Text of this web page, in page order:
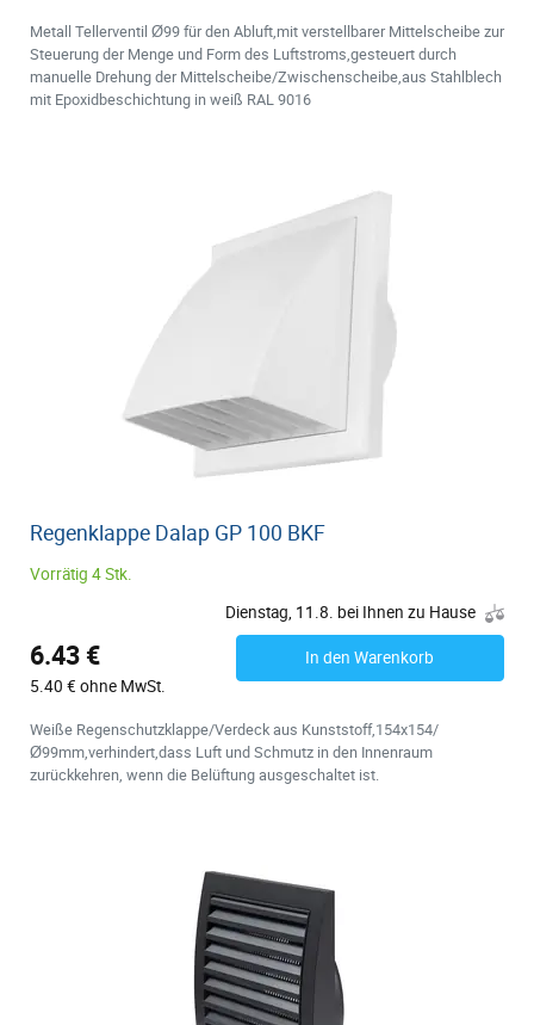
Metall Tellerventil Ø99 für den Abluft,mit verstellbarer Mittelscheibe zur
Steuerung der Menge und Form des Luftstroms,gesteuert durch
manuelle Drehung der Mittelscheibe/Zwischenscheibe,aus Stahlblech
mit Epoxidbeschichtung in weiß RAL 9016
Regenklappe Dalap GP 100 BKF
Vorrätig 4 Stk.
Dienstag, 11.8. bei Ihnen zu Hause
6.43 €
5.40 € ohne MwSt.
In den Warenkorb
Weiße Regenschutzklappe/Verdeck aus Kunststoff,154x154/
Ø99mm,verhindert,dass Luft und Schmutz in den Innenraum
zurückkehren, wenn die Belüftung ausgeschaltet ist.